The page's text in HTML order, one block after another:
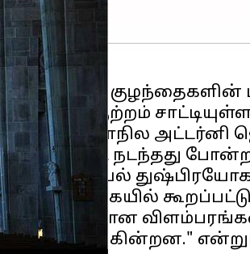
மேற்பட்ட
குற்றம்
மாநில
எப்படி நடந்தது
பாலியல்
அறிக்கையில்
காட்டுகின்றன."